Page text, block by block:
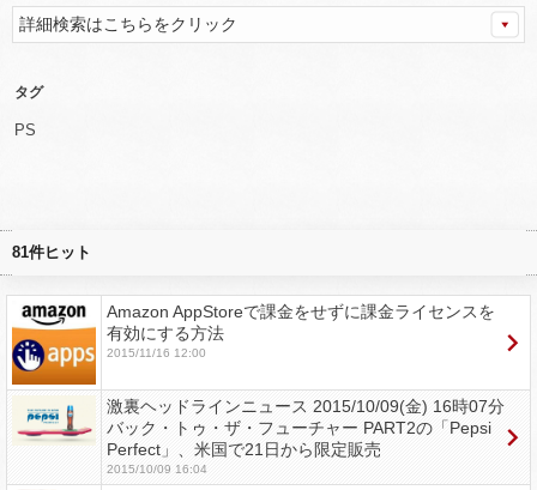
詳細検索はこちらをクリック
タグ
PS
81件ヒット
Amazon AppStoreで課金をせずに課金ライセンスを
有効にする方法
2015/11/16 12:00
激裏ヘッドラインニュース 2015/10/09(金) 16時07分
バック・トゥ・ザ・フューチャー PART2の「Pepsi
Perfect」、米国で21日から限定販売
2015/10/09 16:04